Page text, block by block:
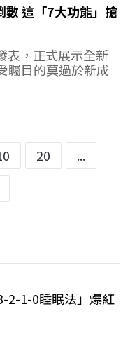
這「7大功能」搶
表，正式展示全新
矚目的莫過於新成
20
...
2-1-0睡眠法」爆紅